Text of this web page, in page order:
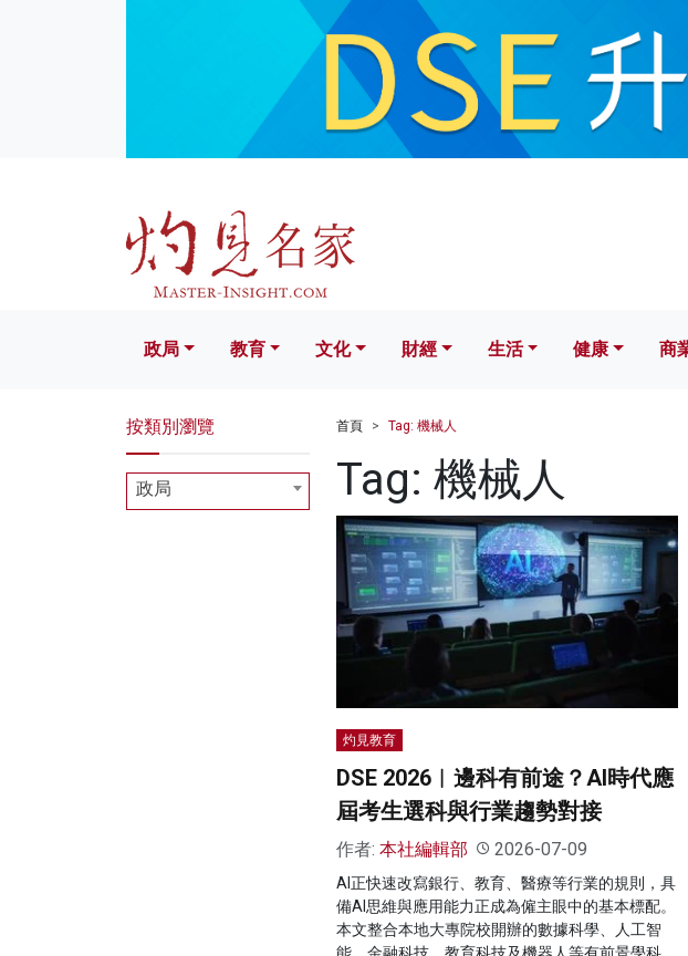
文化 財經 生活 健康
政局 教育 文化 財經 生活 健康 商
首頁 Tag: 機械人
Tag: 機械人
灼見教育
DSE 2026︱邊科有前途？AI時代應
屆考生選科與行業趨勢對接
作者: 本社編輯部 2026-07-09
AI正快速改寫銀行、教育、醫療等行業的規則，具
備AI思維與應用能力正成為僱主眼中的基本標配。
本文整合本地大專院校開辦的數據科學、人工智
能、金融科技、教育科技及機器人等有前景學科，
按類別瀏覽
政局